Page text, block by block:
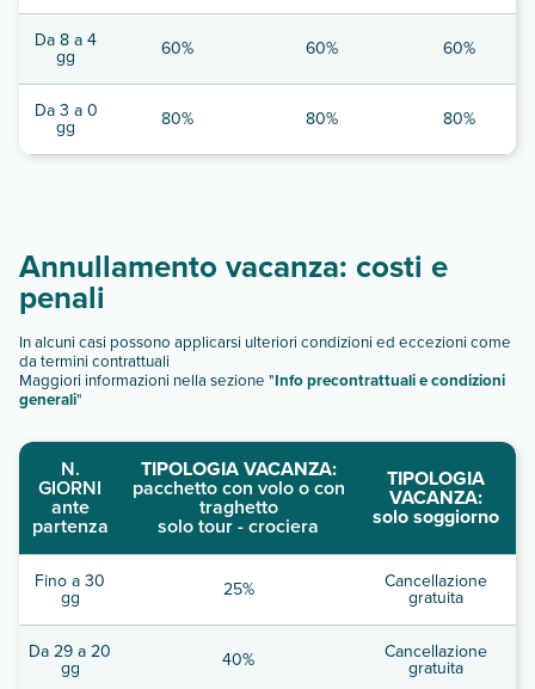
Da 8 a 4
gg 60% 60% 60%
Da 3 a 0
gg 80% 80% 80%
Annullamento vacanza: costi e
penali
In alcuni casi possono applicarsi ulteriori condizioni ed eccezioni come
da termini contrattuali
Maggiori informazioni nella sezione "Info precontrattuali e condizioni
generali"
N.
GIORNI
ante
partenza
TIPOLOGIA VACANZA:
pacchetto con volo o con
traghetto
solo tour - crociera
TIPOLOGIA
VACANZA:
solo soggiorno
Fino a 30
gg 25% Cancellazione
gratuita
Da 29 a 20
gg 40% Cancellazione
gratuita